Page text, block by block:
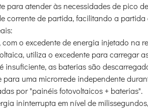
para atender às necessidades de pico
corrente de partida, facilitando a
o excedente de energia injetado na
utiliza o excedente para carregar
as baterias são
uma microrrede independente
por "painéis fotovoltaicos + baterias".
ininterrupta em nível de